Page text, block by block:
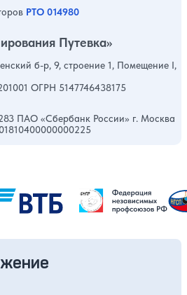
РТО 014980
Путевка»
б-р, 9, строение 1, Помещение I,
ОГРН 5147746438175
ПАО «Сбербанк России» г. Москва